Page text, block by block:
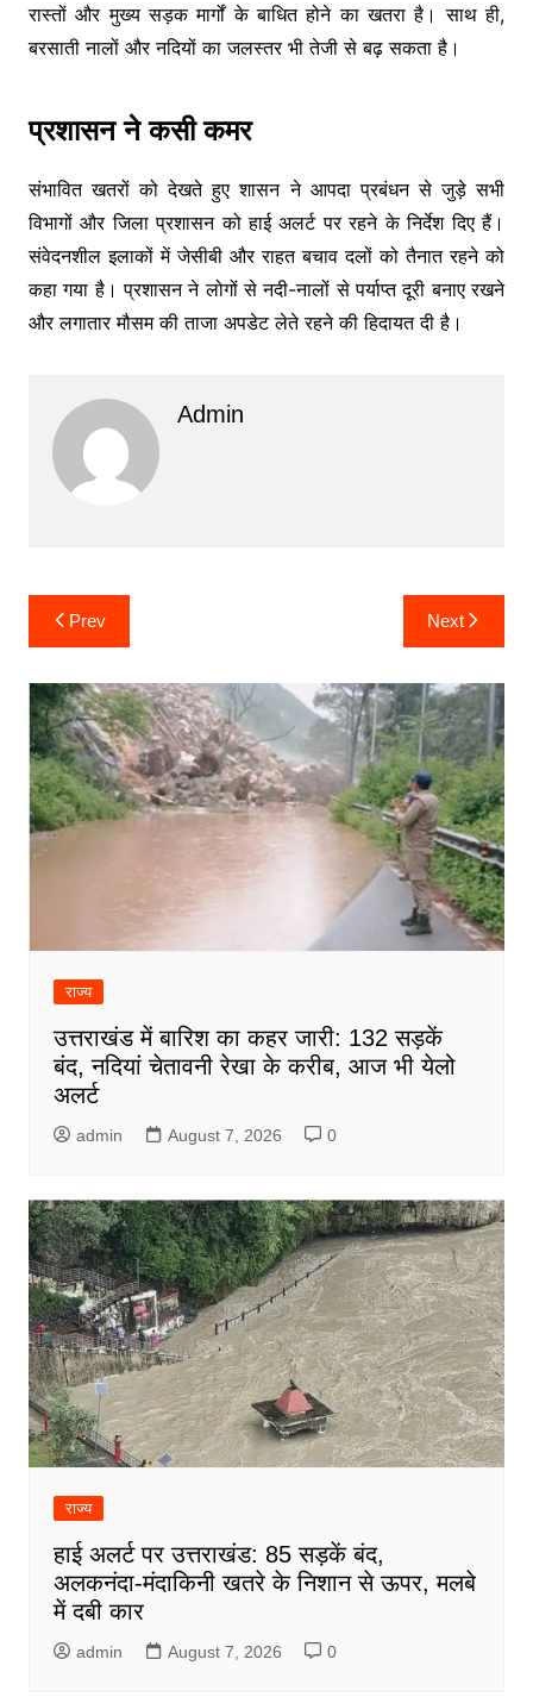
रास्तों और मुख्य सड़क मार्गों के बाधित होने का खतरा है। साथ ही,
बरसाती नालों और नदियों का जलस्तर भी तेजी से बढ़ सकता है।
प्रशासन ने कसी कमर
संभावित खतरों को देखते हुए शासन ने आपदा प्रबंधन से जुड़े सभी
विभागों और जिला प्रशासन को हाई अलर्ट पर रहने के निर्देश दिए हैं।
संवेदनशील इलाकों में जेसीबी और राहत बचाव दलों को तैनात रहने को
कहा गया है। प्रशासन ने लोगों से नदी-नालों से पर्याप्त दूरी बनाए रखने
और लगातार मौसम की ताजा अपडेट लेते रहने की हिदायत दी है।
Admin
Post
navigation
Prev Next
राज्य
उत्तराखंड में बारिश का कहर जारी: 132 सड़कें
बंद, नदियां चेतावनी रेखा के करीब, आज भी येलो
अलर्ट
admin August 7, 2026 0
राज्य
हाई अलर्ट पर उत्तराखंड: 85 सड़कें बंद,
अलकनंदा-मंदाकिनी खतरे के निशान से ऊपर, मलबे
में दबी कार
admin August 7, 2026 0